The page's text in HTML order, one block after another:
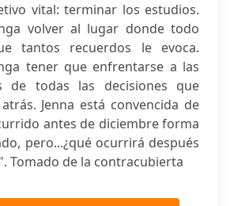
vital: terminar los estudios.
volver al lugar donde todo
tantos recuerdos le evoca.
tener que enfrentarse a las
de todas las decisiones que
Jenna está convencida de
antes de diciembre forma
pero...¿qué ocurrirá después
Tomado de la contracubierta